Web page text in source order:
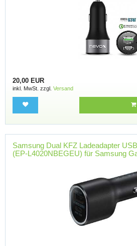
20,00 EUR
inkl. MwSt. zzgl. Versand
Samsung Dual KFZ Ladeadapter
(EP-L4020NBEGEU) für Samsung